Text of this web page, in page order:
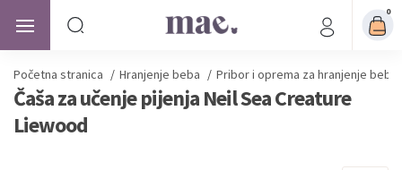
0
Početna stranica / Hranjenje beba / Pribor i oprema za hranjenje beba
Čaša za učenje pijenja Neil Sea Creature
Liewood